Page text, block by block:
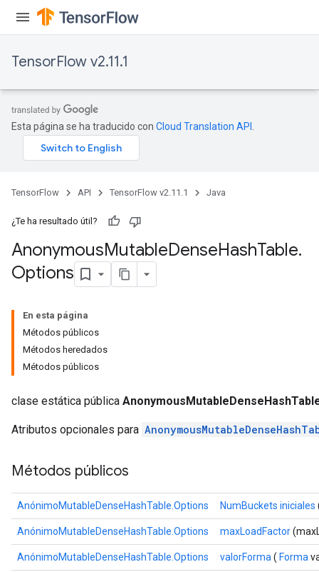
TensorFlow v2.11.1
Esta página se ha traducido con Cloud Translation API
TensorFlow API TensorFlow v2.11.1 Java
¿Te ha resultado útil?
AnonymousMutableDenseHashTable.
Options
En esta página
Métodos públicos
Métodos heredados
Métodos públicos
clase estática pública
Atributos opcionales para
Métodos públicos
AnónimoMutableDenseHashTable.Options NumBuckets iniciales
AnónimoMutableDenseHashTable.Options maxLoadFactor
AnónimoMutableDenseHashTable.Options valorForma ( Forma